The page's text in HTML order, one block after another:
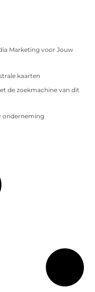
Marketing voor Jouw
kaarten
de zoekmachine van dit
onderneming